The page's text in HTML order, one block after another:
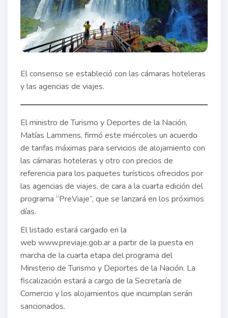
El consenso se estableció con las cámaras hoteleras
y las agencias de viajes.
El ministro de Turismo y Deportes de la Nación,
Matías Lammens, firmó este miércoles un acuerdo
de tarifas máximas para servicios de alojamiento con
las cámaras hoteleras y otro con precios de
referencia para los paquetes turísticos ofrecidos por
las agencias de viajes, de cara a la cuarta edición del
programa “PreViaje”, que se lanzará en los próximos
días.
El listado estará cargado en la
web www.previaje.gob.ar a partir de la puesta en
marcha de la cuarta etapa del programa del
Ministerio de Turismo y Deportes de la Nación. La
fiscalización estará a cargo de la Secretaría de
Comercio y los alojamientos que incumplan serán
sancionados.